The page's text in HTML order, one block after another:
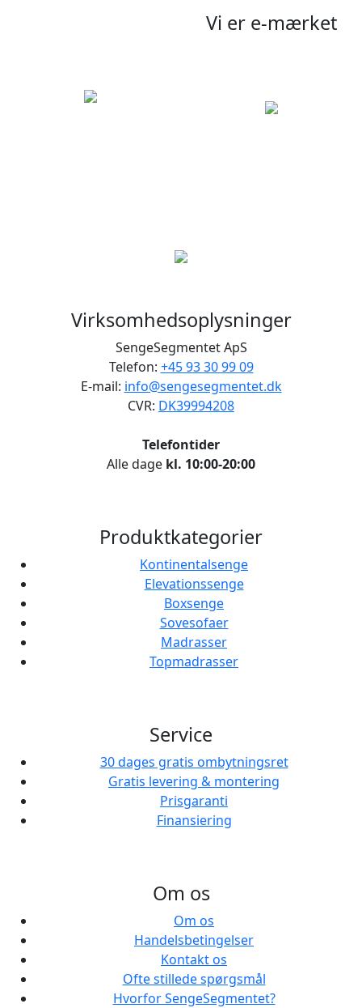
Vi er e-mærket
Virksomhedsoplysninger
SengeSegmentet ApS
Telefon: +45 93 30 99 09
E-mail: info@sengesegmentet.dk
CVR: DK39994208
Telefontider
Alle dage kl. 10:00-20:00
Produktkategorier
Kontinentalsenge
Elevationssenge
Boxsenge
Sovesofaer
Madrasser
Topmadrasser
Service
30 dages gratis ombytningsret
Gratis levering & montering
Prisgaranti
Finansiering
Om os
Om os
Handelsbetingelser
Kontakt os
Ofte stillede spørgsmål
Hvorfor SengeSegmentet?